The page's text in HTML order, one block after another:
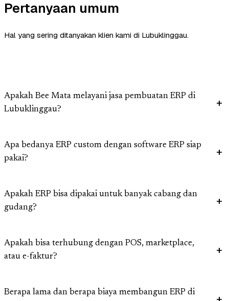
Pertanyaan umum
Hal yang sering ditanyakan klien kami di Lubuklinggau.
Apakah Bee Mata melayani jasa pembuatan ERP di
Lubuklinggau?
Apa bedanya ERP custom dengan software ERP siap
pakai?
Apakah ERP bisa dipakai untuk banyak cabang dan
gudang?
Apakah bisa terhubung dengan POS, marketplace,
atau e-faktur?
Berapa lama dan berapa biaya membangun ERP di